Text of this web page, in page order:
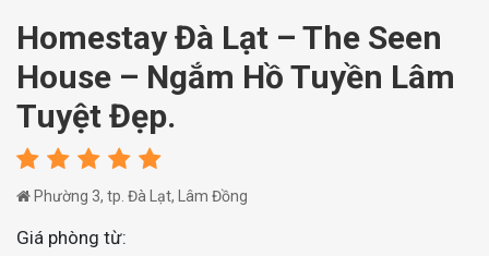
Homestay Đà Lạt – The Seen
House – Ngắm Hồ Tuyền Lâm
Tuyệt Đẹp.
Phường 3, tp. Đà Lạt, Lâm Đồng
Giá phòng từ: